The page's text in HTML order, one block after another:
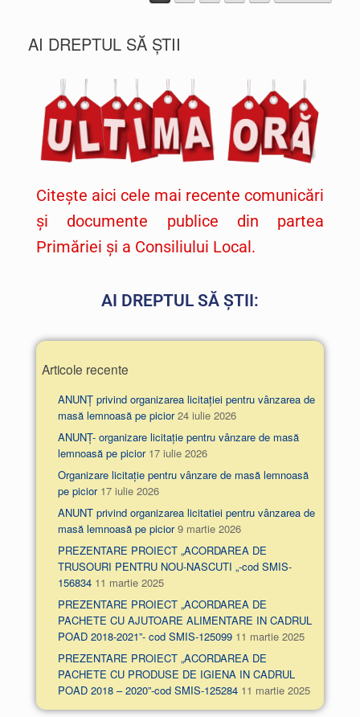
AI DREPTUL SĂ ȘTII
Citește aici cele mai recente comunicări
și documente publice din partea
Primăriei și a Consiliului Local.
AI DREPTUL SĂ ȘTII:
Articole recente
ANUNȚ privind organizarea licitației pentru vânzarea de
masă lemnoasă pe picior 24 iulie 2026
ANUNȚ- organizare licitație pentru vânzare de masă
lemnoasă pe picior 17 iulie 2026
Organizare licitație pentru vânzare de masă lemnoasă
pe picior 17 iulie 2026
ANUNT privind organizarea licitatiei pentru vânzarea de
masă lemnoasă pe picior 9 martie 2026
PREZENTARE PROIECT „ACORDAREA DE
TRUSOURI PENTRU NOU-NASCUTI „-cod SMIS-
156834 11 martie 2025
PREZENTARE PROIECT „ACORDAREA DE
PACHETE CU AJUTOARE ALIMENTARE IN CADRUL
POAD 2018-2021”- cod SMIS-125099 11 martie 2025
PREZENTARE PROIECT „ACORDAREA DE
PACHETE CU PRODUSE DE IGIENA IN CADRUL
POAD 2018 – 2020”-cod SMIS-125284 11 martie 2025